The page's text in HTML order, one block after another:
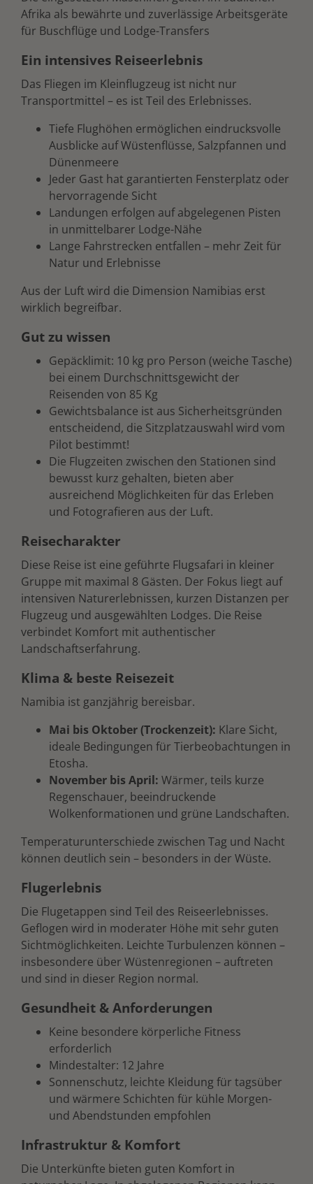
Afrika als bewährte und zuverlässige Arbeitsgeräte
für Buschflüge und Lodge-Transfers
Ein intensives Reiseerlebnis
Das Fliegen im Kleinflugzeug ist nicht nur
Transportmittel – es ist Teil des Erlebnisses.
Tiefe Flughöhen ermöglichen eindrucksvolle
Ausblicke auf Wüstenflüsse, Salzpfannen und
Dünenmeere
Jeder Gast hat garantierten Fensterplatz oder
hervorragende Sicht
Landungen erfolgen auf abgelegenen Pisten
in unmittelbarer Lodge-Nähe
Lange Fahrstrecken entfallen – mehr Zeit für
Natur und Erlebnisse
Aus der Luft wird die Dimension Namibias erst
wirklich begreifbar.
Gut zu wissen
Gepäcklimit: 10 kg pro Person (weiche Tasche)
bei einem Durchschnittsgewicht der
Reisenden von 85 Kg
Gewichtsbalance ist aus Sicherheitsgründen
entscheidend, die Sitzplatzauswahl wird vom
Pilot bestimmt!
Die Flugzeiten zwischen den Stationen sind
bewusst kurz gehalten, bieten aber
ausreichend Möglichkeiten für das Erleben
und Fotografieren aus der Luft.
Reisecharakter
Diese Reise ist eine geführte Flugsafari in kleiner
Gruppe mit maximal 8 Gästen. Der Fokus liegt auf
intensiven Naturerlebnissen, kurzen Distanzen per
Flugzeug und ausgewählten Lodges. Die Reise
verbindet Komfort mit authentischer
Landschaftserfahrung.
Klima & beste Reisezeit
Namibia ist ganzjährig bereisbar.
Mai bis Oktober (Trockenzeit): Klare Sicht,
ideale Bedingungen für Tierbeobachtungen in
Etosha.
November bis April: Wärmer, teils kurze
Regenschauer, beeindruckende
Wolkenformationen und grüne Landschaften.
Temperaturunterschiede zwischen Tag und Nacht
können deutlich sein – besonders in der Wüste.
Flugerlebnis
Die Flugetappen sind Teil des Reiseerlebnisses.
Geflogen wird in moderater Höhe mit sehr guten
Sichtmöglichkeiten. Leichte Turbulenzen können –
insbesondere über Wüstenregionen – auftreten
und sind in dieser Region normal.
Gesundheit & Anforderungen
Keine besondere körperliche Fitness
erforderlich
Mindestalter: 12 Jahre
Sonnenschutz, leichte Kleidung für tagsüber
und wärmere Schichten für kühle Morgen-
und Abendstunden empfohlen
Infrastruktur & Komfort
Die Unterkünfte bieten guten Komfort in